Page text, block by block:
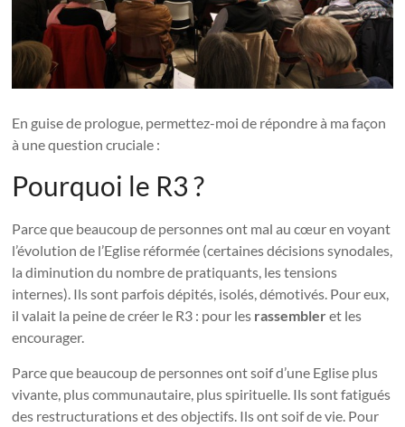
En guise de prologue, permettez-moi de répondre à ma façon
à une question cruciale :
Pourquoi le R3 ?
Parce que beaucoup de personnes ont mal au cœur en voyant
l’évolution de l’Eglise réformée (certaines décisions synodales,
la diminution du nombre de pratiquants, les tensions
internes). Ils sont parfois dépités, isolés, démotivés. Pour eux,
il valait la peine de créer le R3 : pour les rassembleret les
encourager.
Parce que beaucoup de personnes ont soif d’une Eglise plus
vivante, plus communautaire, plus spirituelle. Ils sont fatigués
des restructurations et des objectifs. Ils ont soif de vie. Pour